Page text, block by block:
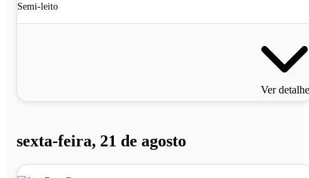
Semi-leito
Ver
sexta-feira, 21 de agosto